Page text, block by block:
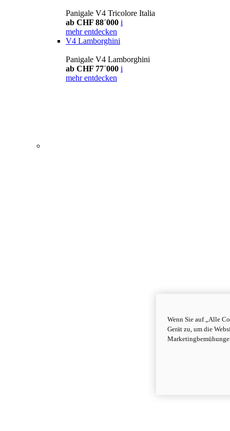
Panigale V4 Tricolore Italia
ab CHF 88´000 i
mehr entdecken
V4 Lamborghini
Panigale V4 Lamborghini
ab CHF 77´000 i
mehr entdecken
Wenn Sie auf „Alle
Gerät zu, um die